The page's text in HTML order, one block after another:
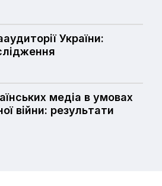
України:
медіа в умовах
війни: результати